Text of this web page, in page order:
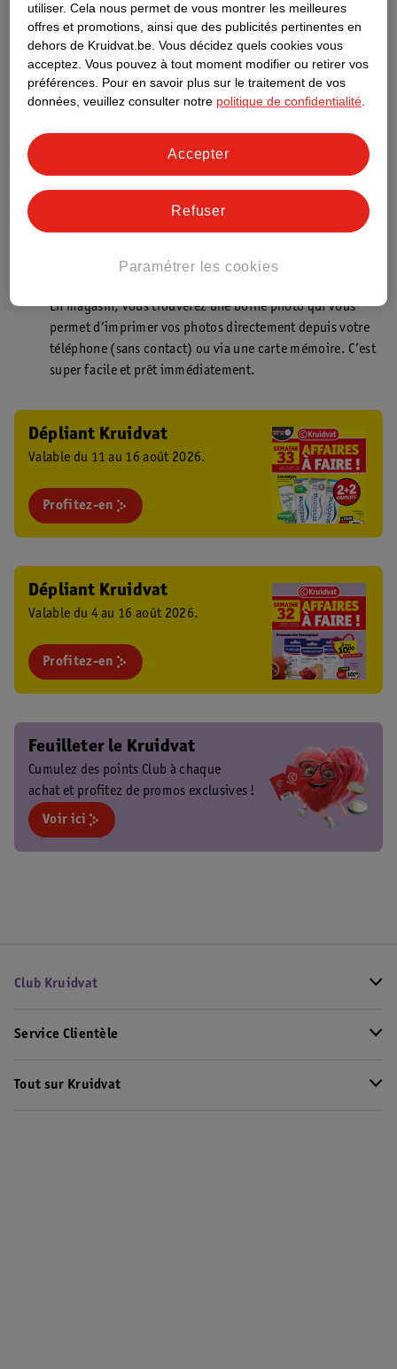
Découvrez dès maintenant l’impact
environnemental de tous vos produits
de marque Kruidvat préférés !
En savoir plus
Aussi dans ce magasin
Faites livrer votre commande en magasin, rapidement et
facilement. Plus besoin de rester chez vous pour votre
En magasin, vous trouverez une borne photo qui vous
permet d’imprimer vos photos directement depuis votre
téléphone (sans contact) ou via une carte mémoire. C’est
super facile et prêt immédiatement.
Dépliant Kruidvat
Valable du 11 au 16 août 2026.
Profitez-en
Dépliant Kruidvat
Valable du 4 au 16 août 2026.
Profitez-en
Feuilleter le Kruidvat
Cumulez des points Club à chaque
achat et profitez de promos exclusives !
Voir ici
Club Kruidvat
Service Clientèle
Tout sur Kruidvat
utiliser. Cela nous permet de vous montrer les meilleures
offres et promotions, ainsi que des publicités pertinentes en
dehors de Kruidvat.be. Vous décidez quels cookies vous
acceptez. Vous pouvez à tout moment modifier ou retirer vos
préférences. Pour en savoir plus sur le traitement de vos
données, veuillez consulter notre politique de confidentialité.
Paramétrer les cookies
Refuser
Accepter